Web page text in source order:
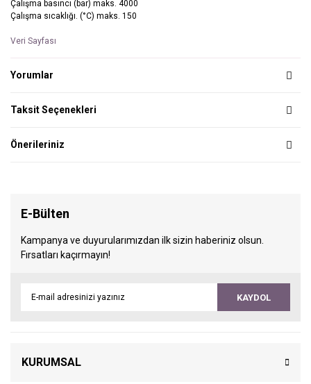
Çalışma basıncı (bar) maks. 4000
Çalışma sıcaklığı. (°C) maks. 150
Veri Sayfası
Yorumlar
Taksit Seçenekleri
Önerileriniz
E-Bülten
Kampanya ve duyurularımızdan ilk sizin haberiniz olsun.
Fırsatları kaçırmayın!
KAYDOL
KURUMSAL